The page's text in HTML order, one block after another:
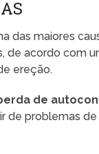
das maiores
de acordo com
ereção.
de
de problemas